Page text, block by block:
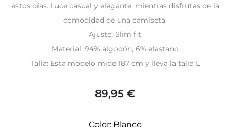
estos días. Luce casual y elegante, mientras disfrutas de la
comodidad de una camiseta.
Ajuste: Slim fit
Material: 94% algodón, 6% elastano
Talla: Esta modelo mide 187 cm y lleva la talla L
89,95 €
Color Blanco